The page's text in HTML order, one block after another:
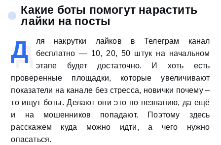
Какие боты помогут нарастить
лайки на посты
Д
ля накрутки лайков в Телеграм канал
бесплатно — 10, 20, 50 штук на начальном
этапе будет достаточно. И хоть есть
проверенные площадки, которые увеличивают
показатели на канале без стресса, новички почему –
то ищут боты. Делают они это по незнанию, да ещё
и на мошенников попадают. Поэтому здесь
расскажем куда можно идти, а чего нужно
опасаться.